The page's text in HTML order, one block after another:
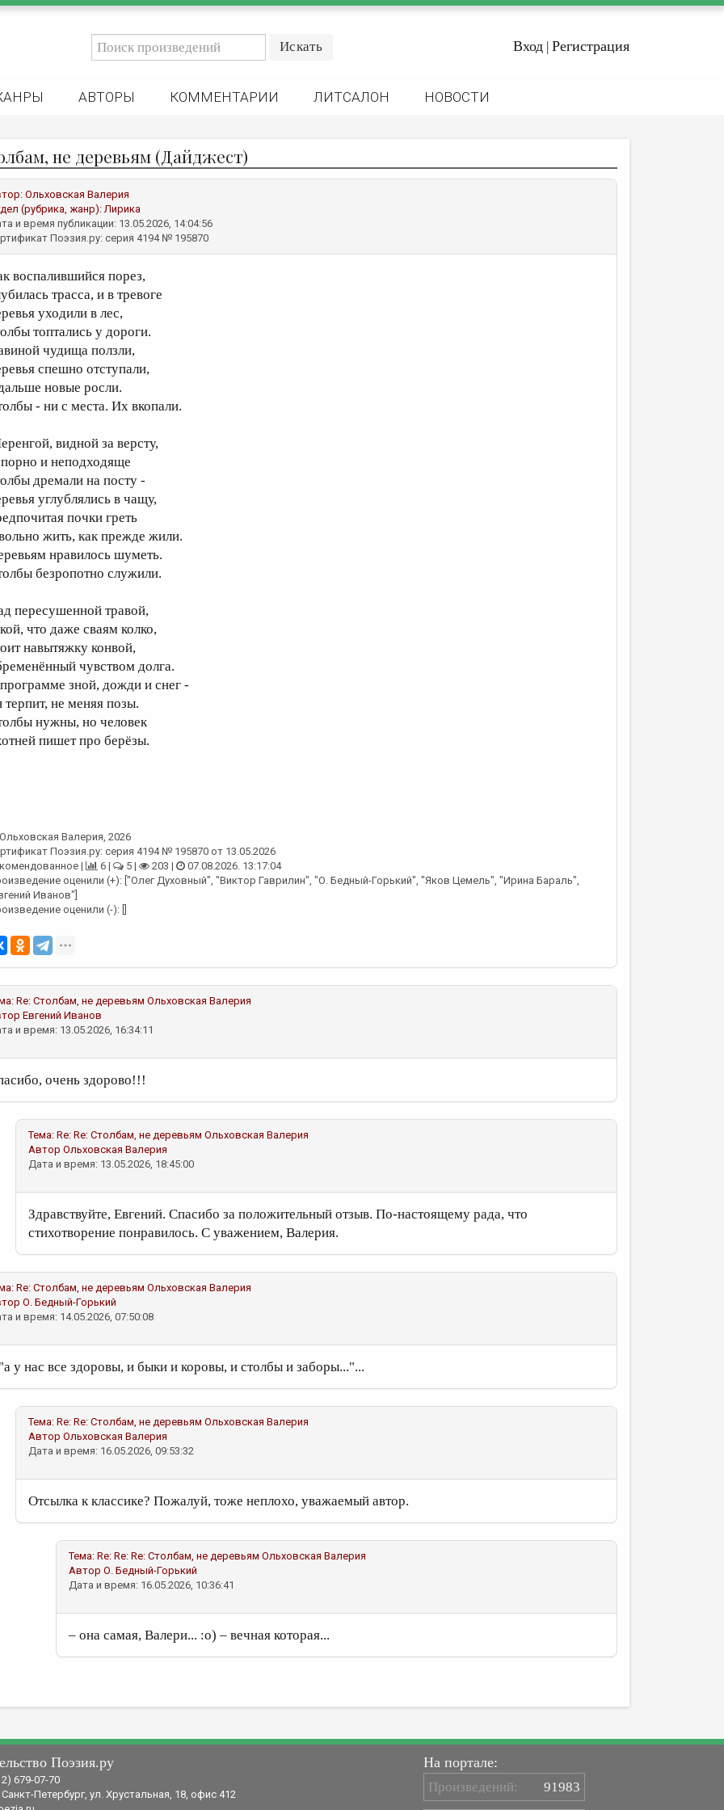
Вход | Регистрация
АВТОРЫ КОММЕНТАРИИ ЛИТСАЛОН НОВОСТИ
не деревьям (Дайджест)
Ольховская Валерия
(рубрика, жанр):Лирика
и время публикации: 13.05.2026, 14:04:56
Поэзия.ру: серия 4194 № 195870
воспалившийся порез,
трасса, и в тревоге
уходили в лес,
топтались у дороги.
чудища ползли,
спешно отступали,
новые росли.
- ни с места. Их вкопали.
видной за версту,
и неподходяще
дремали на посту -
углублялись в чащу,
почки греть
жить, как прежде жили.
нравилось шуметь.
безропотно служили.
пересушенной травой,
что даже сваям колко,
навытяжку конвой,
чувством долга.
зной, дожди и снег -
терпит, не меняя позы.
нужны, но человек
пишет про берёзы.
Ольховская Валерия, 2026
Поэзия.ру: серия 4194 № 195870 от 13.05.2026
|
6 | 5 | 203 |
07.08.2026. 13:17:04
оценили (+): ["Олег Духовный", "Виктор Гаврилин", "О. Бедный-Горький", "Яков Цемель", "Ирина Бараль",
Иванов"]
оценили (-): []
Re: Столбам, не деревьям Ольховская Валерия
Евгений Иванов
и время: 13.05.2026, 16:34:11
очень здорово!!!
Тема: Re: Re: Столбам, не деревьям Ольховская Валерия
Автор Ольховская Валерия
Дата и время: 13.05.2026, 18:45:00
Здравствуйте, Евгений. Спасибо за положительный отзыв. По-настоящему рада, что
стихотворение понравилось. С уважением, Валерия.
Re: Столбам, не деревьям Ольховская Валерия
О. Бедный-Горький
и время: 14.05.2026, 07:50:08
у нас все здоровы, и быки и коровы, и столбы и заборы..."...
Тема: Re: Re: Столбам, не деревьям Ольховская Валерия
Автор Ольховская Валерия
Дата и время: 16.05.2026, 09:53:32
Отсылка к классике? Пожалуй, тоже неплохо, уважаемый автор.
Тема: Re: Re: Re: Столбам, не деревьям Ольховская Валерия
Автор О. Бедный-Горький
Дата и время: 16.05.2026, 10:36:41
– она самая, Валери... :о) – вечная которая...
Поэзия.ру
679-07-70
Санкт-Петербург, ул. Хрустальная, 18, офис 412
На портале:
Произведений: 91983